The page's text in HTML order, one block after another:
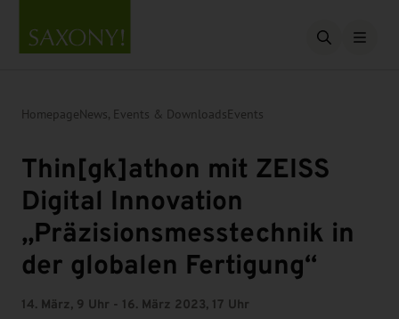
Open
Homepage News, Events & Downloads Events
Thin[gk]athon mit ZEISS
Digital Innovation
„Präzisionsmesstechnik in
der globalen Fertigung“
14. März, 9 Uhr - 16. März 2023, 17 Uhr